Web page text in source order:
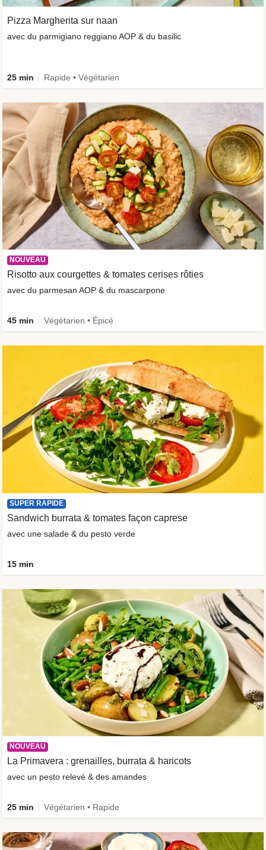
NOUVEAU
Risotto aux courgettes & tomates cerises rôties
avec du parmesan AOP & du mascarpone
45 min Végétarien • Épicé
Pizza Margherita sur naan
avec du parmigiano reggiano AOP & du basilic
25 min Rapide • Végétarien
SUPER RAPIDE
Sandwich burrata & tomates façon caprese
avec une salade & du pesto verde
15 min
NOUVEAU
La Primavera : grenailles, burrata & haricots
avec un pesto relevé & des amandes
25 min Végétarien • Rapide